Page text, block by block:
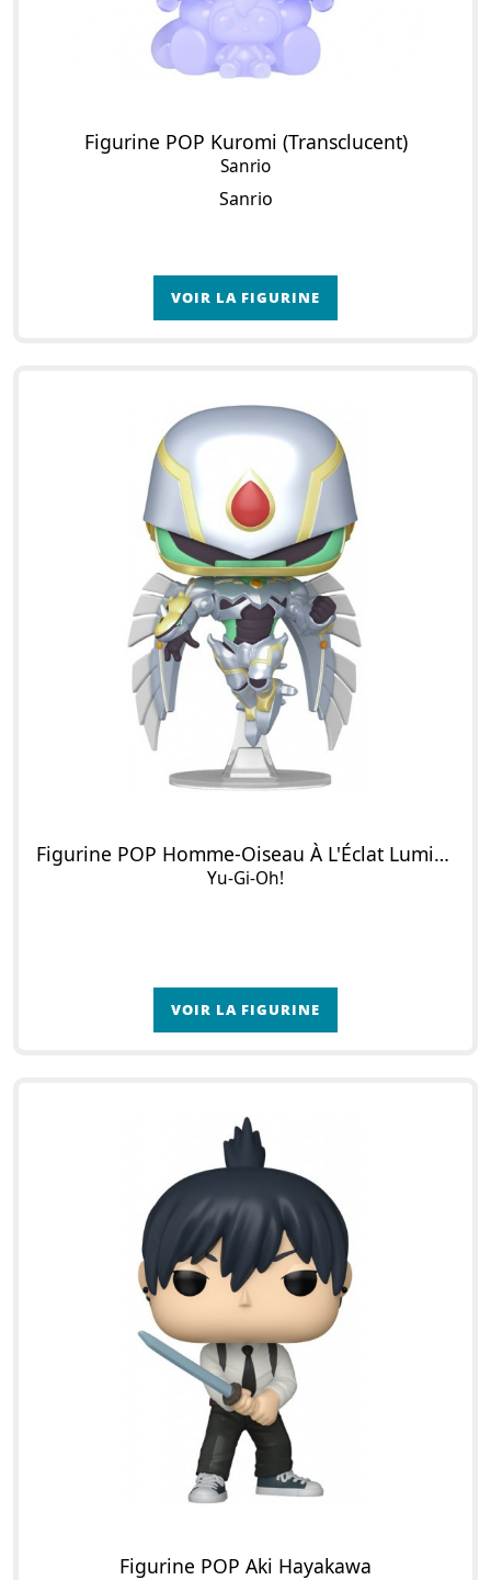
Figurine POP Kuromi (Transclucent)
Sanrio
Sanrio
VOIR LA FIGURINE
Figurine POP Homme-Oiseau À L'Éclat Lumineux, Héros Élémentaire
Yu-Gi-Oh!
VOIR LA FIGURINE
Figurine POP Aki Hayakawa